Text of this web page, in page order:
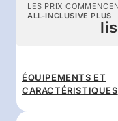
LES PRIX
ALL-INCLUSIVE PLUS
ÉQUIPEMENTS ET
CARACTÉRISTIQUES